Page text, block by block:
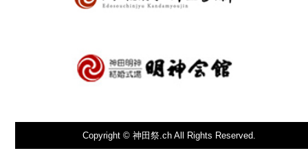
Copyright © 神田祭.ch All Rights Reserved.